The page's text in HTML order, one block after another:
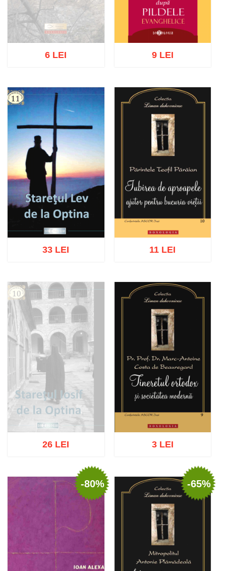
Stoc epuizat
6 LEI
Adaugă în coș Wishlist
9 LEI
Adaugă în coș
33 LEI
Adaugă în coș Wishlist
11 LEI
Stoc epuizat
26 LEI
Adaugă în coș Wishlist
3 LEI
-80% -65%